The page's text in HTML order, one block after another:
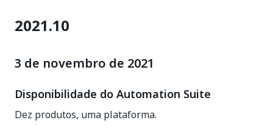
2021.10
3 de novembro de 2021
Disponibilidade do Automation Suite
Dez produtos, uma plataforma.